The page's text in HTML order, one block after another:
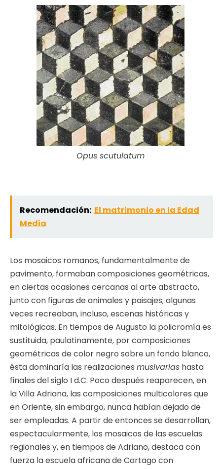
Opus scutulatum
Recomendación: El matrimonio en la Edad
Media
Los mosaicos romanos, fundamentalmente de
pavimento, formaban composiciones geométricas,
en ciertas ocasiones cercanas al arte abstracto,
junto con figuras de animales y paisajes; algunas
veces recreaban, incluso, escenas históricas y
mitológicas. En tiempos de Augusto la policromía es
sustituida, paulatinamente, por composiciones
geométricas de color negro sobre un fondo blanco,
ésta dominaría las realizaciones musivarias hasta
finales del siglo I d.C. Poco después reaparecen, en
la Villa Adriana, las composiciones multicolores que
en Oriente, sin embargo, nunca habían dejado de
ser empleadas. A partir de entonces se desarrollan,
espectacularmente, los mosaicos de las escuelas
regionales y, en tiempos de Adriano, destaca con
fuerza la escuela africana de Cartago con